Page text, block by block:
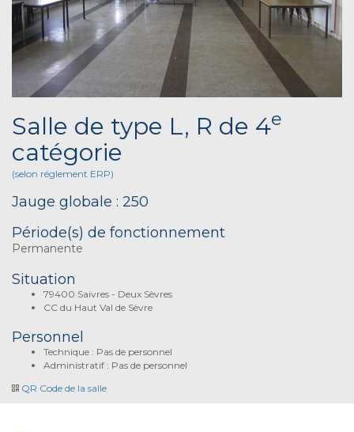
Salle de type L, R de 4e
catégorie
(selon réglement ERP)
Jauge globale : 250
Période(s) de fonctionnement
Permanente
Situation
79400 Saivres - Deux Sèvres
CC du Haut Val de Sèvre
Personnel
Technique : Pas de personnel
Administratif : Pas de personnel
QR Code de la salle